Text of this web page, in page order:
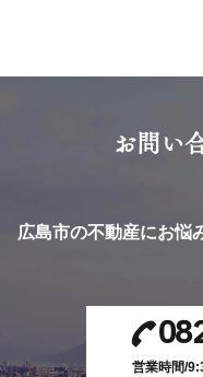
お問い
広島市の不動産にお悩
営業時間/